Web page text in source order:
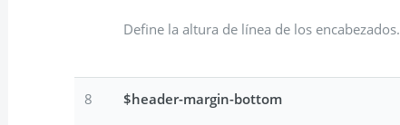
Define la altura de línea de los encabezados.
8 $header-margin-bottom